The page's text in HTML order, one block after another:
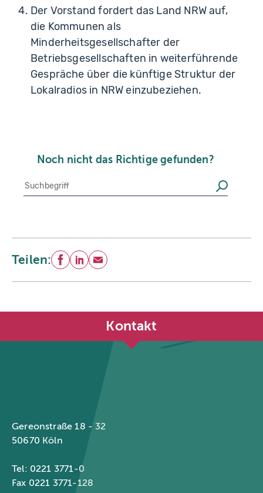
Der Vorstand fordert das Land NRW auf,
die Kommunen als
Minderheitsgesellschafter der
Betriebsgesellschaften in weiterführende
Gespräche über die künftige Struktur der
Lokalradios in NRW einzubeziehen.
Noch nicht das Richtige gefunden?
Suche Suchen
Teilen: Facebook
LinkedIn
E-Mail
Kontakt
Gereonstraße 18 - 32
50670 Köln
Tel: 0221 3771-0
Fax 0221 3771-128